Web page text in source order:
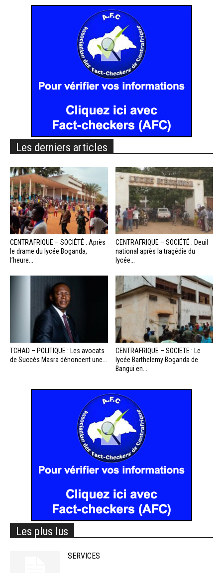
Les derniers articles
CENTRAFRIQUE – SOCIÉTÉ : Après
le drame du lycée Boganda,
l’heure...
CENTRAFRIQUE – SOCIÉTÉ : Deuil
national après la tragédie du
lycée...
TCHAD – POLITIQUE : Les avocats
de Succès Masra dénoncent une...
CENTRAFRIQUE – SOCIETE : Le
lycée Barthelemy Boganda de
Bangui en...
Les plus lus
SERVICES